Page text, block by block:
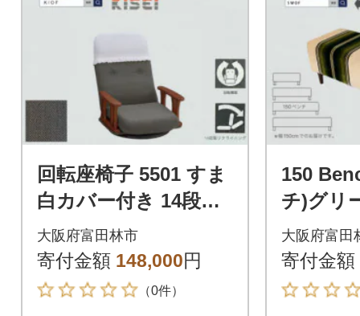
回転座椅子 5501 すま
白カバー付き 14段階
リクライニング【KIO
F】
大阪府富田林市
寄付金額 148,000円
（0件）
150
チ)グリ
プ BR鉛
F】
大阪府富田
寄付金額